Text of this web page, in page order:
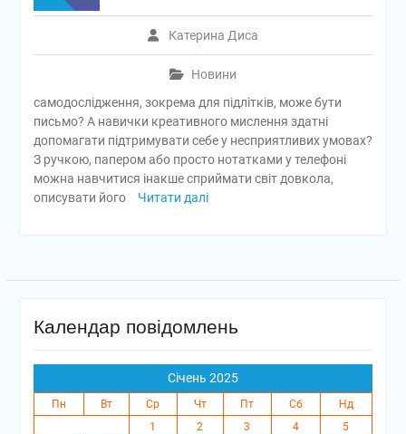
Катерина Диса
Новини
самодослідження, зокрема для підлітків, може бути
письмо? А навички креативного мислення здатні
допомагати підтримувати себе у несприятливих умовах?
З ручкою, папером або просто нотатками у телефоні
можна навчитися інакше сприймати світ довкола,
описувати його
Читати далі
Календар повідомлень
Січень 2025
Пн Вт Ср Чт Пт Сб
Нд
1
2 3 4
5